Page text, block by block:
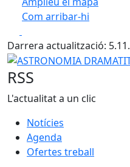
Com arribar-hi
+
−
Darrera actualització:
ASTRONOMIA
RSS
L'actualitat a un clic
Notícies
Agenda
Ofertes treball